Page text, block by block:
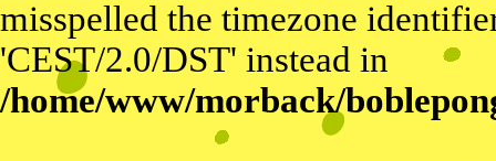
misspelled the timezone
'CEST/2.0/DST' instead in
/home/www/morback/